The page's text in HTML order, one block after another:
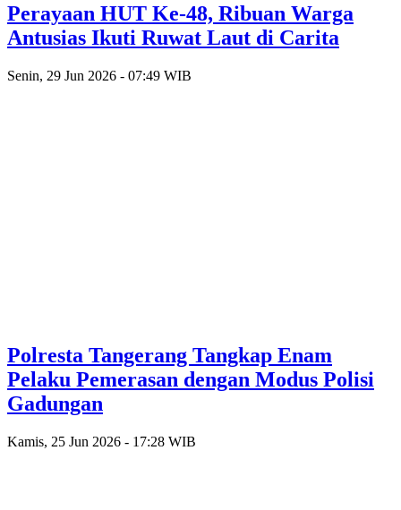
Perayaan HUT Ke-48, Ribuan Warga
Antusias Ikuti Ruwat Laut di Carita
Senin, 29 Jun 2026 - 07:49 WIB
Polresta Tangerang Tangkap Enam
Pelaku Pemerasan dengan Modus Polisi
Gadungan
Kamis, 25 Jun 2026 - 17:28 WIB